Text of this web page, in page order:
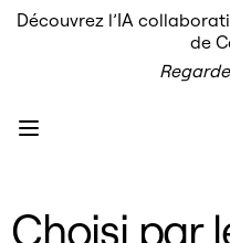
Canevas
Découvrez l’IA
de
Choisi par